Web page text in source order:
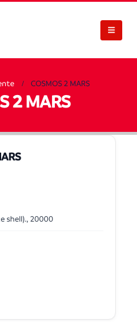
COSMOS 2 MARS
2 MARS
shell)., 20000